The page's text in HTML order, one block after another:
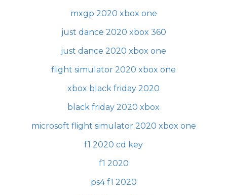
mxgp 2020 xbox one
just dance 2020 xbox 360
just dance 2020 xbox one
flight simulator 2020 xbox one
xbox black friday 2020
black friday 2020 xbox
microsoft flight simulator 2020 xbox one
f1 2020 cd key
f1 2020
ps4 f1 2020